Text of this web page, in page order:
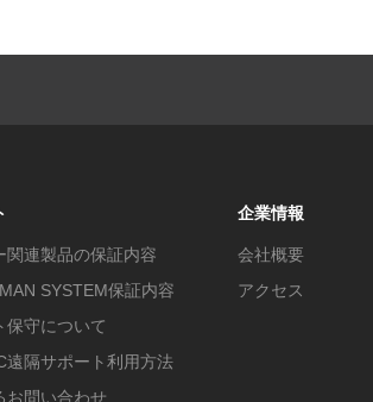
関連製品の保証内容
SYSTEM保証内容
保守について
遠隔サポート利用方法
お問い合わせ
企業情報
会社概要
アクセス